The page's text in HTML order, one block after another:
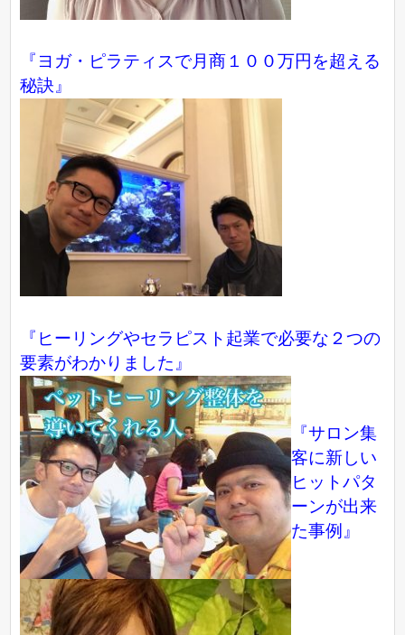
『ヨガ・ピラティスで月商１００万円を超える
秘訣』
『ヒーリングやセラピスト起業で必要な２つの
要素がわかりました』
『サロン集
客に新しい
ヒットパタ
ーンが出来
た事例』